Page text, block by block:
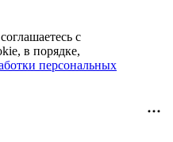
с
в порядке,
персональных